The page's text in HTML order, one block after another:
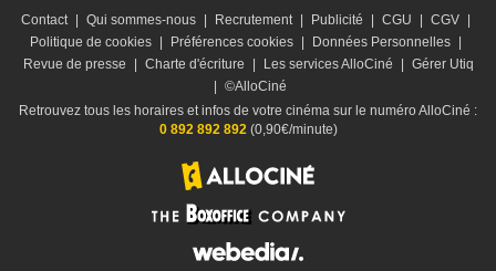
Contact Qui sommes-nous Recrutement Publicité CGU CGV
Politique de cookies
Préférences cookies Données Personnelles
Revue de presse
Charte d'écriture Les services AlloCiné
Gérer Utiq
©AlloCiné
Retrouvez tous les horaires et infos de votre cinéma sur le numéro AlloCiné :
0 892 892 892(0,90€/minute)